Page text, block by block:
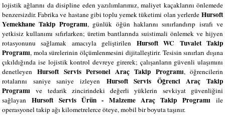
lojistik ağlarını da disipline eden yazılımlarımız, maliyet kaçaklarını önlemede
benzersizdir. Fabrika ve hastane gibi toplu yemek tüketimi olan yerlerde Hursoft
Yemekhane Takip Programı, günlük öğün haklarını sınırlandırıp israfı ve
yetkisiz kullanımı sıfırlarken; üretim bantlarında suistimali önlemek ve hijyen
rotasyonunu sağlamak amacıyla geliştirilenHursoft WC Tuvalet Takip
Programı, mola sürelerinin ölçümlenmesini dijitalleştirir. Tesisin sınırları dışına
çıkıldığında ise lojistik kontrol devreye girerek; çalışanların güvenli ulaşımını
denetleyenHursoft Servis Personel Araç Takip Programı, öğrencilerin
rotalarını saniye saniye izleyen Hursoft Servis Öğrenci Araç Takip
Programı ve tedarik zincirindeki değerli yüklerin sevkiyat güvenliğini
sağlayanHursoft Servis Ürün - Malzeme Araç Takip Programıile
operasyonel takip ağı kilometrelerce öteye, mobil bir boyuta taşınır.